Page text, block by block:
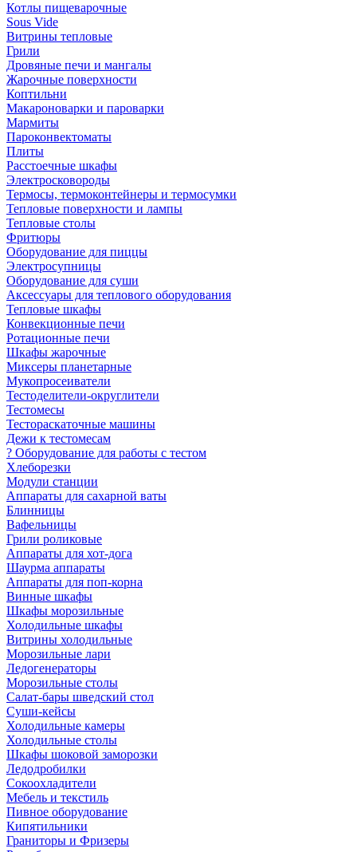
Котлы пищеварочные
Sous Vide
Витрины тепловые
Грили
Дровяные печи и мангалы
Жарочные поверхности
Коптильни
Макароноварки и пароварки
Мармиты
Пароконвектоматы
Плиты
Расстоечные шкафы
Электросковороды
Термосы, термоконтейнеры и термосумки
Тепловые поверхности и лампы
Тепловые столы
Фритюры
Оборудование для пиццы
Электросупницы
Оборудование для суши
Аксессуары для теплового оборудования
Тепловые шкафы
Конвекционные печи
Ротационные печи
Шкафы жарочные
Миксеры планетарные
Мукопросеиватели
Тестоделители-округлители
Тестомесы
Тестораскаточные машины
Дежи к тестомесам
? Оборудование для работы с тестом
Хлеборезки
Модули станции
Аппараты для сахарной ваты
Блинницы
Вафельницы
Грили роликовые
Аппараты для хот-дога
Шаурма аппараты
Аппараты для поп-корна
Винные шкафы
Шкафы морозильные
Холодильные шкафы
Витрины холодильные
Морозильные лари
Ледогенераторы
Морозильные столы
Салат-бары шведский стол
Суши-кейсы
Холодильные камеры
Холодильные столы
Шкафы шоковой заморозки
Ледодробилки
Сокоохладители
Мебель и текстиль
Пивное оборудование
Кипятильники
Граниторы и Фризеры